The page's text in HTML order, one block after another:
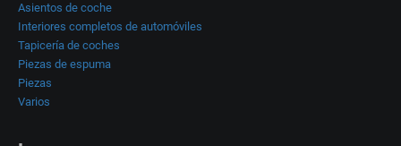
Asientos de coche
Interiores completos de automóviles
Tapicería de coches
Piezas de espuma
Piezas
Varios